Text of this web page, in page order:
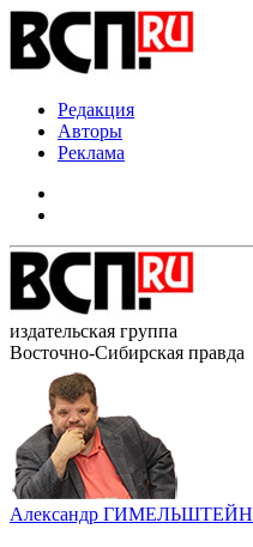
Редакция
Авторы
Реклама
издательская группа
Восточно-Сибирская правда
Александр ГИМЕЛЬШТЕЙН